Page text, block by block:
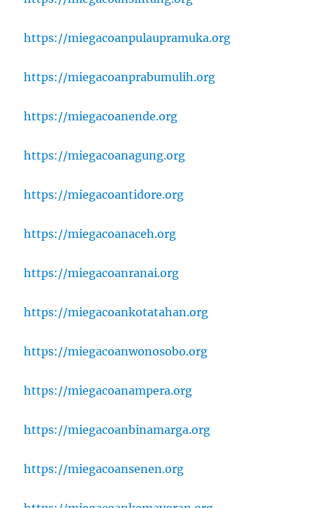
https://miegacoanpulaupramuka.org
https://miegacoanprabumulih.org
https://miegacoanende.org
https://miegacoanagung.org
https://miegacoantidore.org
https://miegacoanaceh.org
https://miegacoanranai.org
https://miegacoankotatahan.org
https://miegacoanwonosobo.org
https://miegacoanampera.org
https://miegacoanbinamarga.org
https://miegacoansenen.org